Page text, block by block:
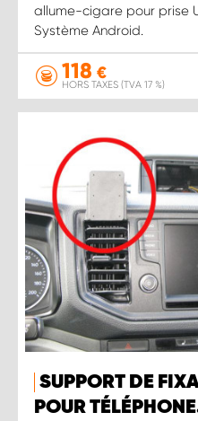
allume-cigare pour prise
Système Android.
118 €
HORS TAXES (TVA 17 %)
SUPPORT DE
POUR